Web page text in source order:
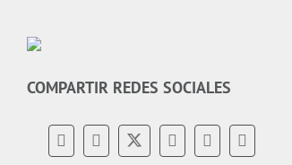
COMPARTIR REDES SOCIALES